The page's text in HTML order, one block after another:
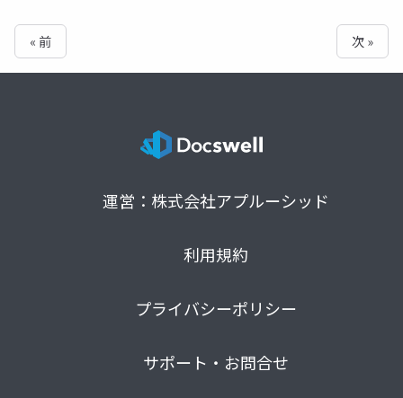
« 前 次 »
運営：株式会社アプルーシッド
利用規約
プライバシーポリシー
サポート・お問合せ